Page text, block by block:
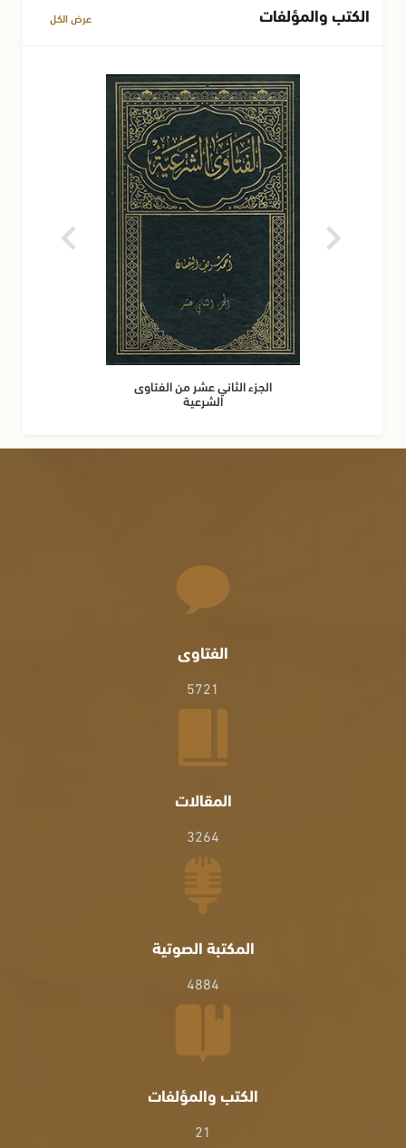
الكتب والمؤلفات عرض الكل
الجزء الثاني عشر من الفتاوى
الشرعية
الفتاوى
5721
المقالات
3264
المكتبة الصوتية
4884
الكتب والمؤلفات
21